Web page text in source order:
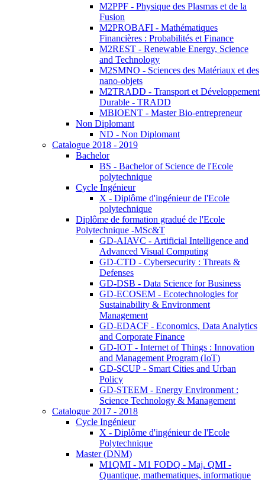
M2PPF - Physique des Plasmas et de la
Fusion
M2PROBAFI - Mathématiques
Financières : Probabilités et Finance
M2REST - Renewable Energy, Science
and Technology
M2SMNO - Sciences des Matériaux et des
nano-objets
M2TRADD - Transport et Développement
Durable - TRADD
MBIOENT - Master Bio-entrepreneur
Non Diplomant
ND - Non Diplomant
Catalogue 2018 - 2019
Bachelor
BS - Bachelor of Science de l'Ecole
polytechnique
Cycle Ingénieur
X - Diplôme d'ingénieur de l'Ecole
polytechnique
Diplôme de formation gradué de l'Ecole
Polytechnique -MSc&T
GD-AIAVC - Artificial Intelligence and
Advanced Visual Computing
GD-CTD - Cybersecurity : Threats &
Defenses
GD-DSB - Data Science for Business
GD-ECOSEM - Ecotechnologies for
Sustainability & Environment
Management
GD-EDACF - Economics, Data Analytics
and Corporate Finance
GD-IOT - Internet of Things : Innovation
and Management Program (IoT)
GD-SCUP - Smart Cities and Urban
Policy
GD-STEEM - Energy Environment :
Science Technology & Management
Catalogue 2017 - 2018
Cycle Ingénieur
X - Diplôme d'ingénieur de l'Ecole
Polytechnique
Master (DNM)
M1QMI - M1 FODQ - Maj. QMI -
Quantique, mathematiques, informatique